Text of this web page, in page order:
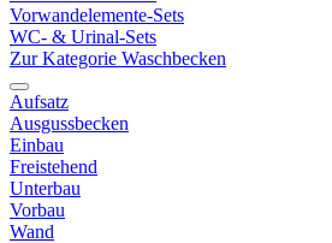
Vorwandelemente-Sets
WC- & Urinal-Sets
Zur Kategorie Waschbecken
Aufsatz
Ausgussbecken
Einbau
Freistehend
Unterbau
Vorbau
Wand